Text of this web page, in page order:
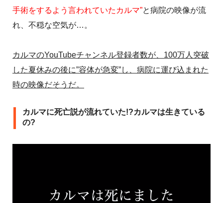
手術をするよう言われていたカルマ”と病院の映像が流
れ、不穏な空気が…。
カルマのYouTubeチャンネル登録者数が、100万人突破
した夏休みの後に”容体が急変”し、病院に運び込まれた
時の映像だそうだ。
カルマに死亡説が流れていた!?カルマは生きている
の?